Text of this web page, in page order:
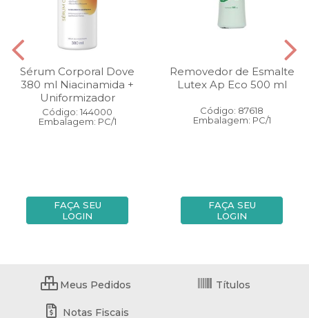
Sérum Corporal Dove
380 ml Niacinamida +
Uniformizador
Código: 144000
Embalagem: PC/1
FAÇA SEU
LOGIN
Removedor de Esmalte
Lutex Ap Eco 500 ml
Código: 87618
Embalagem: PC/1
FAÇA SEU
LOGIN
Meus Pedidos Títulos
Notas Fiscais